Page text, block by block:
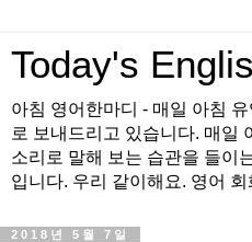
Today's
아침 영어한마디 - 매일 아침
로 보내드리고 있습니다. 매일
소리로 말해 보는 습관을 들이
입니다. 우리 같이해요. 영어
2018년 5월 7일